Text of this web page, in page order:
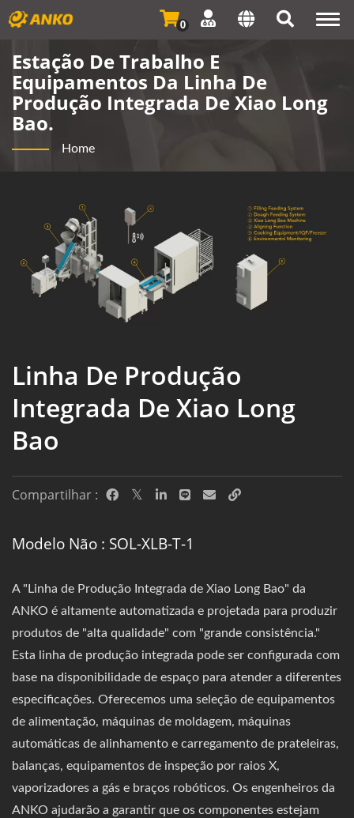
0
Estação De Trabalho E
Equipamentos Da Linha De
Produção Integrada De Xiao Long
Bao.
Home
Linha De Produção
Integrada De Xiao Long
Bao
Compartilhar :
Modelo Não : SOL-XLB-T-1
A "Linha de Produção Integrada de Xiao Long Bao" da
ANKO é altamente automatizada e projetada para produzir
produtos de "alta qualidade" com "grande consistência."
Esta linha de produção integrada pode ser configurada com
base na disponibilidade de espaço para atender a diferentes
especificações. Oferecemos uma seleção de equipamentos
de alimentação, máquinas de moldagem, máquinas
automáticas de alinhamento e carregamento de prateleiras,
balanças, equipamentos de inspeção por raios X,
vaporizadores a gás e braços robóticos. Os engenheiros da
ANKO ajudarão a garantir que os componentes estejam